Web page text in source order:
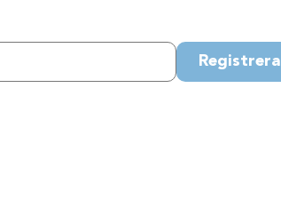
Registrera